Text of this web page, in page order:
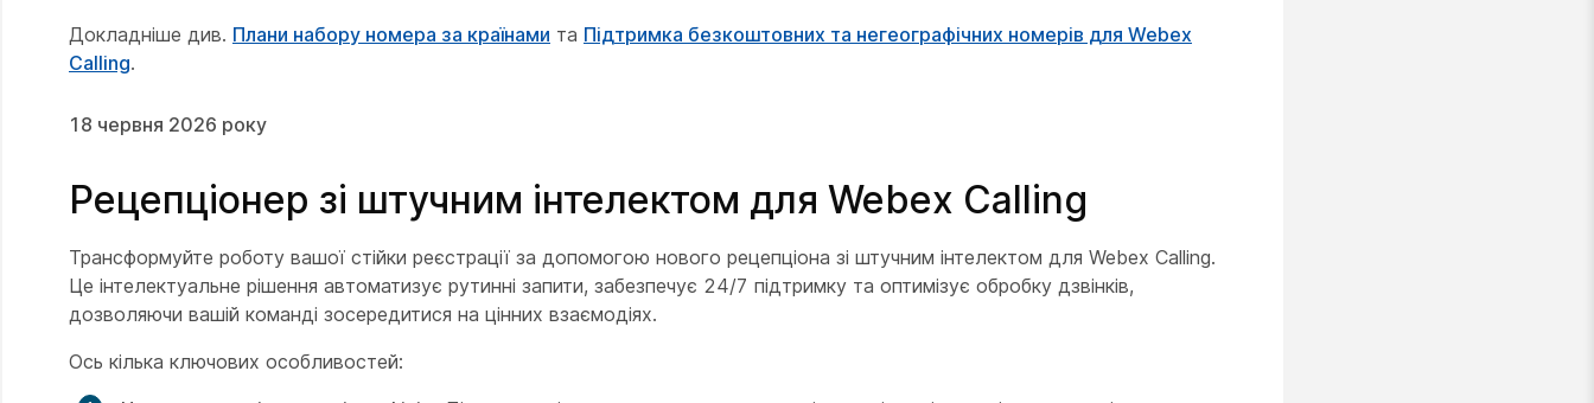
Докладніше див. Плани набору номера за країнами та Підтримка безкоштовних та негеографічних номерів для Webex
Calling.
18 червня 2026 року
Рецепціонер зі штучним інтелектом для Webex Calling
Трансформуйте роботу вашої стійки реєстрації за допомогою нового рецепціона зі штучним інтелектом для Webex Calling.
Це інтелектуальне рішення автоматизує рутинні запити, забезпечує 24/7 підтримку та оптимізує обробку дзвінків,
дозволяючи вашій команді зосередитися на цінних взаємодіях.
Ось кілька ключових особливостей: